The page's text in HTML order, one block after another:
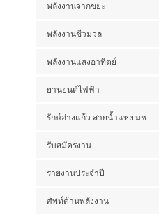
พลังงานจากขยะ
พลังงานชีวมวล
พลังงานแสงอาทิตย์
ยานยนต์ไฟฟ้า
รักษ์อ่างแก้ว สายน้ำแห่ง มช.
รับสมัครงาน
รายงานประจำปี
ศัพท์ด้านพลังงาน